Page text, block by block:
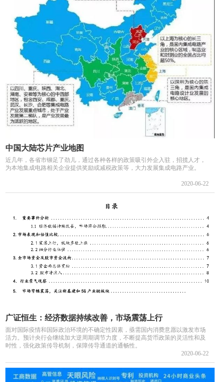
中国大陆芯片产业地图
近几年，各省市铆足了劲儿，通过各种各样的政策吸引外企入驻，招揽人才，
为本地集成电路相关企业提供奖励或减税政策等，大力发展集成电路产业。
2020-06-22
广证恒生：经济数据持续改善，市场震荡上行
面对国际疫情和国际政治环境的不确定性因素，亟需国内消费意愿以激发市场
活力。预计央行会继续加大逆周期调节力度，不断提高货币政策的灵活性和及
时性，强化政策传导机制，保障传导通道的通畅性。
2020-06-22